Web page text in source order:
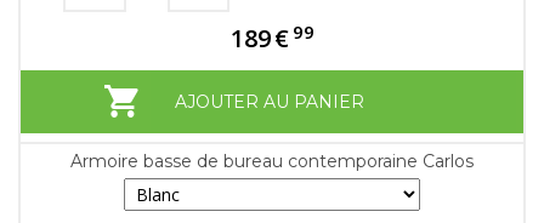
189€ 99
AJOUTER AU PANIER
Armoire basse de bureau contemporaine Carlos